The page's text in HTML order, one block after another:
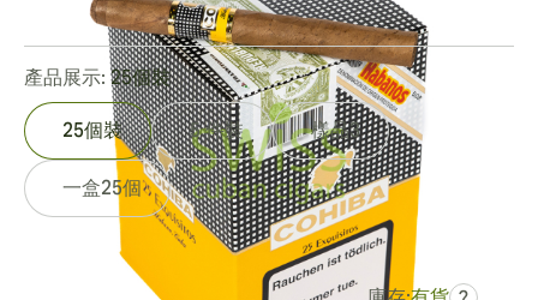
0點評
產品展示: 25個裝
25個裝 5 件裝 樣品3
一盒25個